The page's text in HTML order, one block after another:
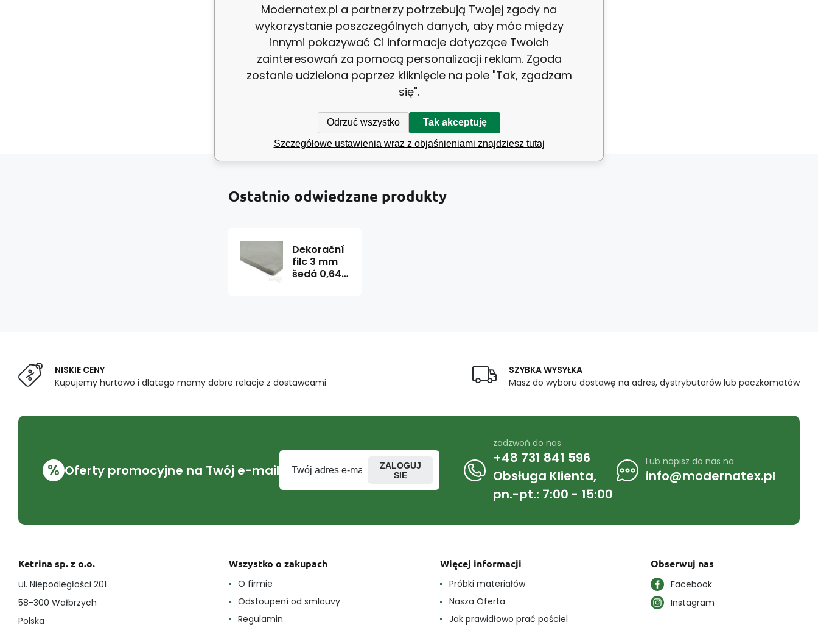
Dekorační filc 3 mm
POZOR!!!
Cena za 1 kus
Ostatnio odwiedzane produkty
Dekorační
filc 3 mm
šedá 0,64
NISKIE CENY
Kupujemy hurtowo i dlatego mamy dobre relacje z dostawcami
SZYBKA WYSYŁKA
Masz do wyboru dostawę na adres, dystrybutorów lub paczkomatów
% Oferty promocyjne na Twój e-mail
ZALOGUJ
SIE
zadzwoń do nas
+48 731 841 596
Obsługa Klienta,
pn.-pt.: 7:00 - 15:00
Lub napisz do nas na
info@modernatex.pl
Ketrina sp. z o.o.
ul. Niepodległości 201
58-300 Wałbrzych
Polska
Wszystko o zakupach
O firmie
Odstoupení od smlouvy
Regulamin
Więcej informacji
Próbki materiałów
Nasza Oferta
Jak prawidłowo prać pościel
Obserwuj nas
Facebook
Instagram
Modernatex.pl a partnerzy potrzebują Twojej zgody na
wykorzystanie poszczególnych danych, aby móc między
innymi pokazywać Ci informacje dotyczące Twoich
zainteresowań za pomocą personalizacji reklam. Zgoda
zostanie udzielona poprzez kliknięcie na pole "Tak, zgadzam
się".
Odrzuć wszystko Tak akceptuję
Szczegółowe ustawienia wraz z objaśnieniami znajdziesz tutaj